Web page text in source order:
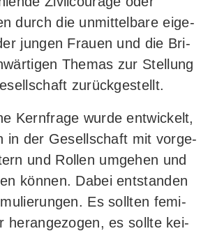
durch die unmit­tel­ba­re eige­
jun­gen Frau­en und die Bri­
The­mas zur Stel­lung
zurückgestellt.
Kern­fra­ge wur­de ent­wi­ckelt,
in der Gesell­schaft mit vor­ge­
und Rol­len umge­hen und
kön­nen. Dabei ent­stan­den
Es soll­ten femi­
her­an­ge­zo­gen, es soll­te kei­